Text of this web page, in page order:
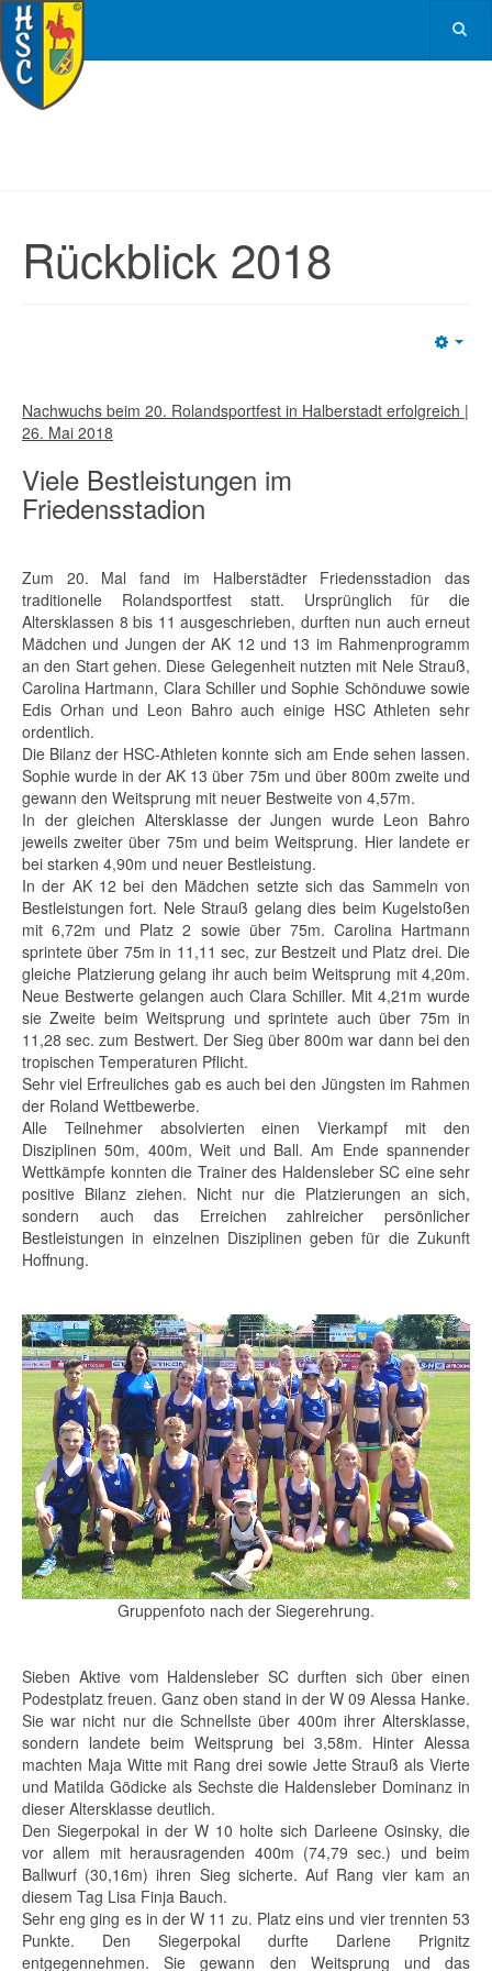
Rückblick 2018
Nachwuchs beim 20. Rolandsportfest in Halberstadt erfolgreich |
26. Mai 2018
Viele Bestleistungen im
Friedensstadion
Zum 20. Mal fand im Halberstädter Friedensstadion das
traditionelle Rolandsportfest statt. Ursprünglich für die
Altersklassen 8 bis 11 ausgeschrieben, durften nun auch erneut
Mädchen und Jungen der AK 12 und 13 im Rahmenprogramm
an den Start gehen. Diese Gelegenheit nutzten mit Nele Strauß,
Carolina Hartmann, Clara Schiller und Sophie Schönduwe sowie
Edis Orhan und Leon Bahro auch einige HSC Athleten sehr
ordentlich.
Die Bilanz der HSC-Athleten konnte sich am Ende sehen lassen.
Sophie wurde in der AK 13 über 75m und über 800m zweite und
gewann den Weitsprung mit neuer Bestweite von 4,57m.
In der gleichen Altersklasse der Jungen wurde Leon Bahro
jeweils zweiter über 75m und beim Weitsprung. Hier landete er
bei starken 4,90m und neuer Bestleistung.
In der AK 12 bei den Mädchen setzte sich das Sammeln von
Bestleistungen fort. Nele Strauß gelang dies beim Kugelstoßen
mit 6,72m und Platz 2 sowie über 75m. Carolina Hartmann
sprintete über 75m in 11,11 sec, zur Bestzeit und Platz drei. Die
gleiche Platzierung gelang ihr auch beim Weitsprung mit 4,20m.
Neue Bestwerte gelangen auch Clara Schiller. Mit 4,21m wurde
sie Zweite beim Weitsprung und sprintete auch über 75m in
11,28 sec. zum Bestwert. Der Sieg über 800m war dann bei den
tropischen Temperaturen Pflicht.
Sehr viel Erfreuliches gab es auch bei den Jüngsten im Rahmen
der Roland Wettbewerbe.
Alle Teilnehmer absolvierten einen Vierkampf mit den
Disziplinen 50m, 400m, Weit und Ball. Am Ende spannender
Wettkämpfe konnten die Trainer des Haldensleber SC eine sehr
positive Bilanz ziehen. Nicht nur die Platzierungen an sich,
sondern auch das Erreichen zahlreicher persönlicher
Bestleistungen in einzelnen Disziplinen geben für die Zukunft
Hoffnung.
Gruppenfoto nach der Siegerehrung.
Sieben Aktive vom Haldensleber SC durften sich über einen
Podestplatz freuen. Ganz oben stand in der W 09 Alessa Hanke.
Sie war nicht nur die Schnellste über 400m ihrer Altersklasse,
sondern landete beim Weitsprung bei 3,58m. Hinter Alessa
machten Maja Witte mit Rang drei sowie Jette Strauß als Vierte
und Matilda Gödicke als Sechste die Haldensleber Dominanz in
dieser Altersklasse deutlich.
Den Siegerpokal in der W 10 holte sich Darleene Osinsky, die
vor allem mit herausragenden 400m (74,79 sec.) und beim
Ballwurf (30,16m) ihren Sieg sicherte. Auf Rang vier kam an
diesem Tag Lisa Finja Bauch.
Sehr eng ging es in der W 11 zu. Platz eins und vier trennten 53
Punkte. Den Siegerpokal durfte Darlene Prignitz
entgegennehmen. Sie gewann den Weitsprung und das